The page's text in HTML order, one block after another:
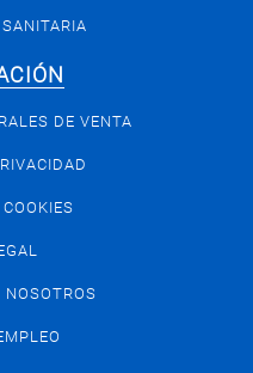
DE VENTA
NOSOTROS